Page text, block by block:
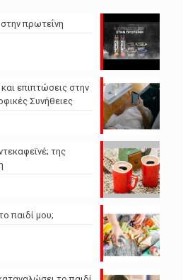
πρωτεΐνη
επιπτώσεις στην
Συνήθειες
της
παιδί μου;